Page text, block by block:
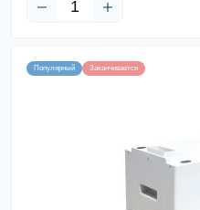
Популярный Заканчивается